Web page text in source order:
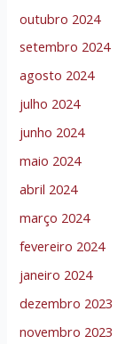
outubro 2024
setembro 2024
agosto 2024
julho 2024
junho 2024
maio 2024
abril 2024
março 2024
fevereiro 2024
janeiro 2024
dezembro 2023
novembro 2023